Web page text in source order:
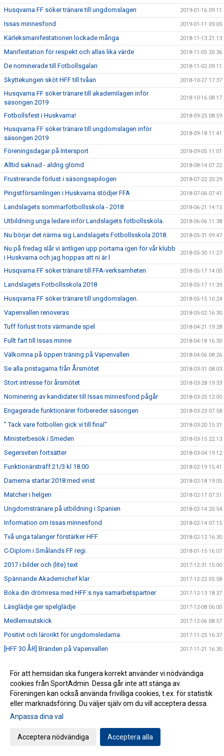
Husqvarna FF söker tränare till ungdomslagen 2019-01-16 09:11
Issas minnesfond 2019-01-11 09:05
Kärleksmanifestationen lockade många 2018-11-13 21:13
Manifestation för respekt och allas lika värde 2018-11-05 20:36
De nominerade till Fotbollsgalan 2018-11-02 09:11
Skyttekungen sköt HFF till tvåan 2018-10-27 17:37
Husqvarna FF söker tränare till akademilagen inför
säsongen 2019
2018-10-16 08:17
Fotbollsfest i Huskvarna! 2018-09-25 08:59
Husqvarna FF söker tränare till ungdomslagen inför
säsongen 2019
2018-09-18 11:41
Föreningsdagar på Intersport 2018-09-05 11:01
Alltid saknad - aldrig glömd 2018-08-14 07:22
Frustrerande förlust i säsongsepilogen 2018-07-22 20:29
Pingstförsamlingen i Huskvarna stödjer FFA 2018-07-06 07:41
Landslagets sommarfotbollsskola - 2018 2018-06-21 14:15
Utbildning unga ledare inför Landslagets fotbollsskola. 2018-06-06 11:38
Nu börjar det närma sig Landslagets Fotbollsskola 2018. 2018-05-31 09:47
Nu på fredag slår vi äntligen upp portarna igen för vår klubb
i Huskvarna och jag hoppas att ni är l
2018-05-30 11:27
Husqvarna FF söker tränare till FFA-verksamheten 2018-05-17 14:00
Landslagets Fotbollsskola 2018 2018-05-17 11:39
Husqvarna FF söker tränare till ungdomslagen. 2018-05-15 10:24
Vapenvallen renoveras 2018-05-02 16:30
Tuff förlust trots värmande spel 2018-04-21 19:28
Fullt fart till Issas minne 2018-04-18 16:30
Välkomna på öppen träning på Vapenvallen 2018-04-06 08:26
Se alla pristagarna från Årsmötet 2018-03-31 08:03
Stort intresse för årsmötet 2018-03-28 19:33
Nominering av kandidater till Issas minnesfond pågår 2018-03-25 12:00
Engagerade funktionärer förbereder säsongen 2018-03-23 07:58
" Tack vare fotbollen gick vi till final" 2018-03-20 15:31
Ministerbesök i Smeden 2018-03-15 22:13
Segersviten fortsätter 2018-03-04 19:12
Funktionärsträff 21/3 kl 18.00 2018-02-19 15:41
Damerna startar 2018 med vinst 2018-02-18 19:05
Matcher i helgen 2018-02-17 07:51
Ungdomstränare på utbildning i Spanien 2018-02-14 20:54
Information om Issas minnesfond 2018-02-14 07:15
Två unga talanger förstärker HFF 2018-02-12 16:30
C-Diplom i Smålands FF regi. 2018-01-15 16:07
2017 i bilder och (lite) text 2017-12-31 15:00
Spännande Akademichef klar 2017-12-22 05:58
Boka din drömresa med HFF:s nya samarbetspartner 2017-12-13 18:37
Läsglädje ger spelglädje 2017-12-08 06:00
Medlemsutskick 2017-12-06 08:57
Positivt och lärorikt för ungdomsledarna. 2017-11-25 16:37
[HFF 30 ÅR] Branden på Vapenvallen 2017-11-21 16:30
Årets fotbollsfest är på gång 2017-11-01 19:59
Lyckat läsprojekt fortsätter 2017-10-29 10:00
Nu förstärker vi laget 2017-10-26 16:30
Akademichef till Husqvarna FF
[HFF 30 ÅR] Bubbel i gråa baracker
[HFF 30 år.] Möt pojklagsspelaren som blev elitdomare.
För att hemsidan ska fungera korrekt använder vi nödvändiga
cookies från SportAdmin. Dessa går inte att stänga av.
Föreningen kan också använda frivilliga cookies, t.ex. för statistik
eller marknadsföring. Du väljer själv om du vill acceptera dessa.
Anpassa dina val
Acceptera nödvändiga Acceptera alla